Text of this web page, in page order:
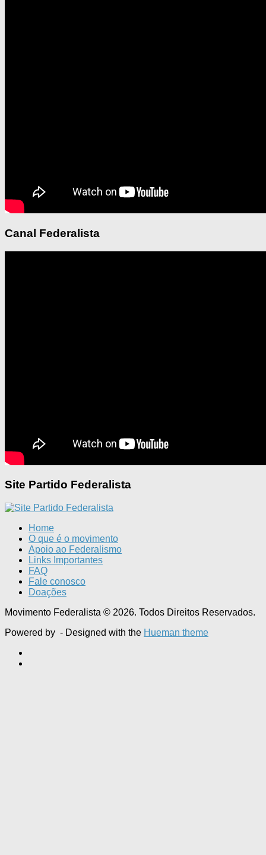
Canal Federalista
Site Partido Federalista
Home
O que é o movimento
Apoio ao Federalismo
Links Importantes
FAQ
Fale conosco
Doações
Movimento Federalista © 2026. Todos Direitos Reservados.
Powered by - Designed with the Hueman theme